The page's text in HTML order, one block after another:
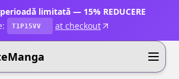
limitată — 15% REDUCERE
T1P15VV at checkout